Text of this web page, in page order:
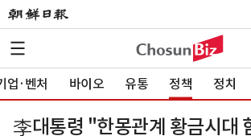
업·벤처 바이오 유통 정책 정치
李대통령 "한몽관계 황금시대